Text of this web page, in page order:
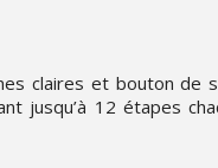
claires et bouton de
jusqu’à 12 étapes